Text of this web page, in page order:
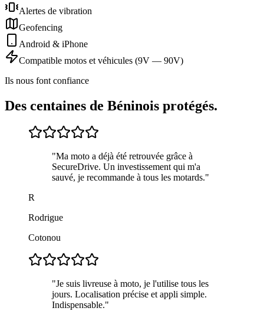
Alertes de vibration
Geofencing
Android & iPhone
Compatible motos et véhicules (9V — 90V)
Ils nous font confiance
Des centaines de Béninois protégés.
"Ma moto a déjà été retrouvée grâce à
SecureDrive. Un investissement qui m'a
sauvé, je recommande à tous les motards."
R
Rodrigue
Cotonou
"Je suis livreuse à moto, je l'utilise tous les
jours. Localisation précise et appli simple.
Indispensable."